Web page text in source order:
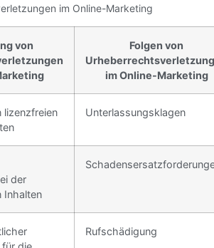
von
Folgen von
im Online-Marketing
lizenzfreien
Unterlassungsklagen
der
Inhalten
Rufschädigung